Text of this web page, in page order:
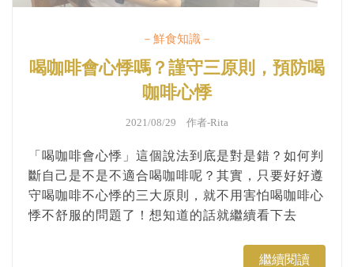
－鮮食知識－
喝咖啡會心悸嗎？謹守三原則，預防喝
咖啡心悸
2021/08/29 作者-Rita
「喝咖啡會心悸」這個說法到底是對是錯？如何判
斷自己是不是不適合喝咖啡呢？其實，只要好好遵
守喝咖啡不心悸的三大原則，就不用害怕喝咖啡心
悸不舒服的問題了！想知道的話就繼續看下去
繼續閱讀